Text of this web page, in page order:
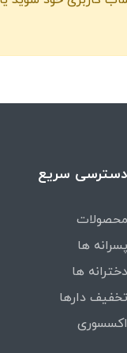
دسترسی سریع
محصولات
پسرانه ها
دخترانه ها
تخفیف دارها
اکسسوری